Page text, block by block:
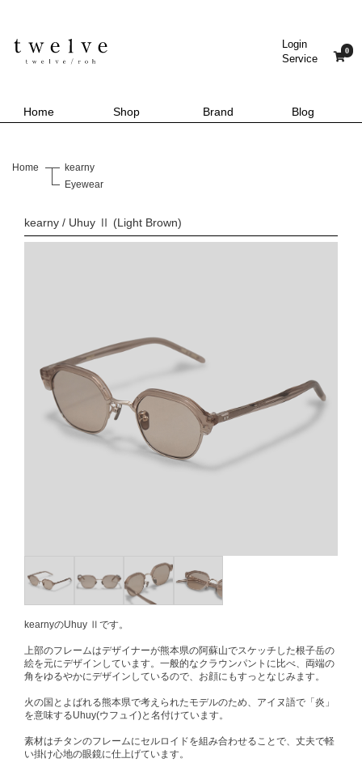
Login
Service
0
Home Shop Brand Blog
Home
kearny
Eyewear
kearny / Uhuy Ⅱ (Light Brown)
kearnyのUhuy Ⅱです。
上部のフレームはデザイナーが熊本県の阿蘇山でスケッチした根子岳の
絵を元にデザインしています。一般的なクラウンパントに比べ、両端の
角をゆるやかにデザインしているので、お顔にもすっとなじみます。
火の国とよばれる熊本県で考えられたモデルのため、アイヌ語で「炎」
を意味するUhuy(ウフュイ)と名付けています。
素材はチタンのフレームにセルロイドを組み合わせることで、丈夫で軽
い掛け心地の眼鏡に仕上げています。